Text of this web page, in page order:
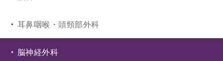
耳鼻咽喉・頭頸部外科
脳神経外科